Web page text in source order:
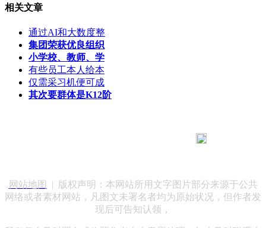
相关文章
通过AI和大数度整
集团荣获优良组织
小学校、教师、学
有些员工本人给本
仅需采习机便可成
其次要群体是K12阶
网站地图
| 版权声明：本网站所用文字图片部分来源于公共
网络或者素材网站，凡图文未署名者均为原始状况，但作者发
现后可告知认领，